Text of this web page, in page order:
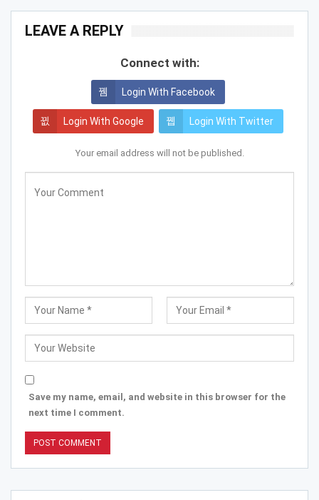
LEAVE A REPLY
Connect with:
Login With Facebook
Login With Google Login With Twitter
Your email address will not be published.
Save my name, email, and website in this browser for the
next time I comment.